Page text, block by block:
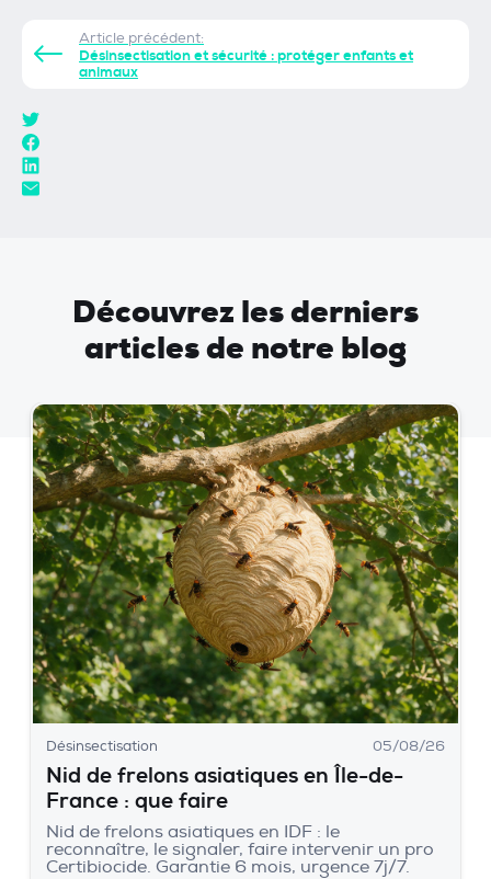
Article précédent:
Désinsectisation et sécurité : protéger enfants et
animaux
Découvrez les derniers
articles de notre blog
Désinsectisation 05/08/26
Nid de frelons asiatiques en Île-de-
France : que faire
Nid de frelons asiatiques en IDF : le
reconnaître, le signaler, faire intervenir un pro
Certibiocide. Garantie 6 mois, urgence 7j/7.